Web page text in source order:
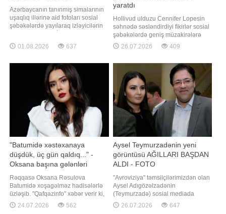
Azərbaycanın tanınmış simalarının
uşaqlıq illərinə aid fotoları sosial
şəbəkələrdə yayılaraq izləyicilərin
xəbər verir ki, paylaşılan arxiv
şəkillərində məşhur müğənnilər,
də digər sənət nümayəndələrinin
illər əvvəl çəkilmi
01.08.2026 637
yaratdı
Hollivud ulduzu Cennifer Lopesin
səhnədə səsləndirdiyi fikirlər sosial
şəbəkələrdə geniş müzakirələrə
səbəb olub. İzləyicilər ifaçının
münasibətlər və həqiqi dəyərlərlə
xüsusi diqqət yetiriblər. Onun çıxışı
birmənalı qarşılanmayıb: bir qrup
istifadəçi ulduzun fikirlərini
dəstəkləs
26.07.2026 409
"Batumidə xəstəxanaya
düşdük, üç gün qaldıq..." -
Oksana başına gələnləri
danışdı
Rəqqasə Oksana Rəsulova
Batumidə xoşagəlməz hadisələrlə
üzləşib. "Qafqazinfo" xəbər verir ki,
bu barədə rəqqasə sosial şəbəkə
hesabında paylaşım edib. O ailəsi
24.07.2026 562
Aysel Teymurzadənin yeni
görüntüsü AĞILLARI BAŞDAN
ALDI - FOTO
"Avroviziya" təmsilçilərimizdən olan
Aysel Adıgözəlzadənin
(Teymurzadə) sosial mediada
paylaşımı ilə maraq doğurub. xəbər
verir ki, ifaçı yeni görüntülərini
26.07.2026 647